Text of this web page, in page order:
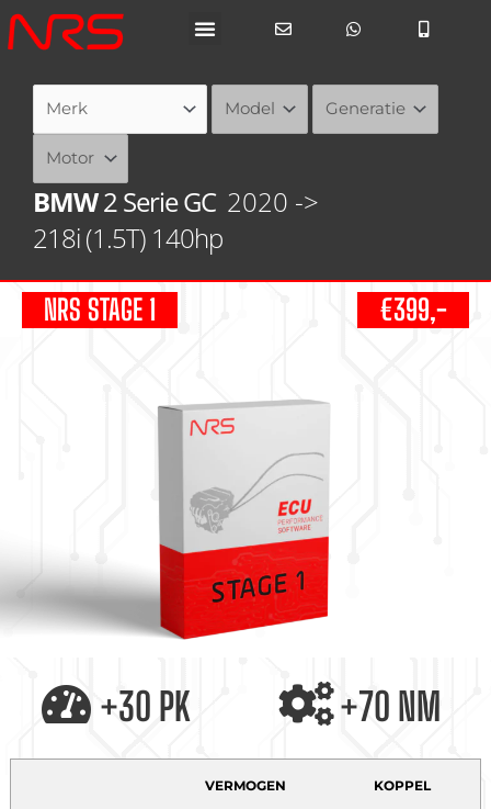
Ga
naar
BMW2 Serie GC 2020 ->
218i (1.5T) 140hp
NRS STAGE 1 €399,-
+30 PK +70 NM
VERMOGEN KOPPEL